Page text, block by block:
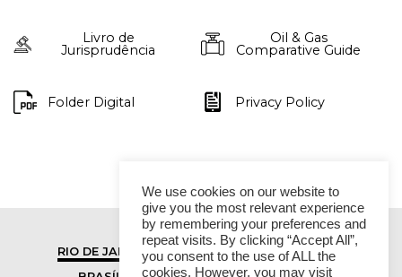
Livro de
Jurisprudência
Oil & Gas
Comparative Guide
Folder Digital Privacy Policy
RIO DE JANEIRO
SÃO PAULO
We use cookies on our website to
give you the most relevant experience
by remembering your preferences and
repeat visits. By clicking “Accept All”,
you consent to the use of ALL the
cookies. However, you may visit